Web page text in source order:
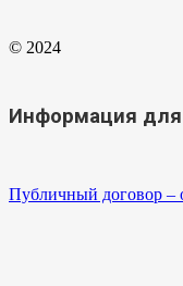
© 2024
Информация для
Публичный договор –